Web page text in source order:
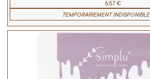
6,57 €
TEMPORAIREMENT INDISPONIBLE